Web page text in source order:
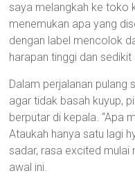
saya melangkah ke toko
menemukan apa yang
dengan label mencolok
harapan tinggi dan
Dalam perjalanan pulang
agar tidak basah kuyup,
berputar di kepala. “Apa
Ataukah hanya satu lagi
sadar, rasa excited
awal ini.